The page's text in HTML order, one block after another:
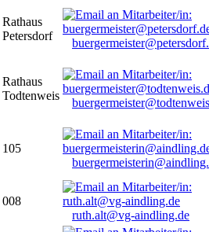
Rathaus
Petersdorf
Rathaus
Todtenweis
105
008
ruth.alt@vg-aindling.de